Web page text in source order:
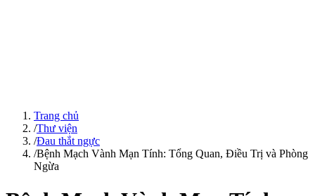
Trang chủ
/Thư viện
/Đau thắt ngực
/Bệnh Mạch Vành Mạn Tính: Tổng Quan, Điều Trị và Phòng
Ngừa